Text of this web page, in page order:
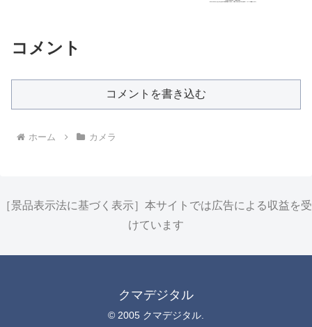
コメント
コメントを書き込む
ホーム カメラ
［景品表示法に基づく表示］本サイトでは広告による収益を受
けています
クマデジタル
© 2005 クマデジタル.